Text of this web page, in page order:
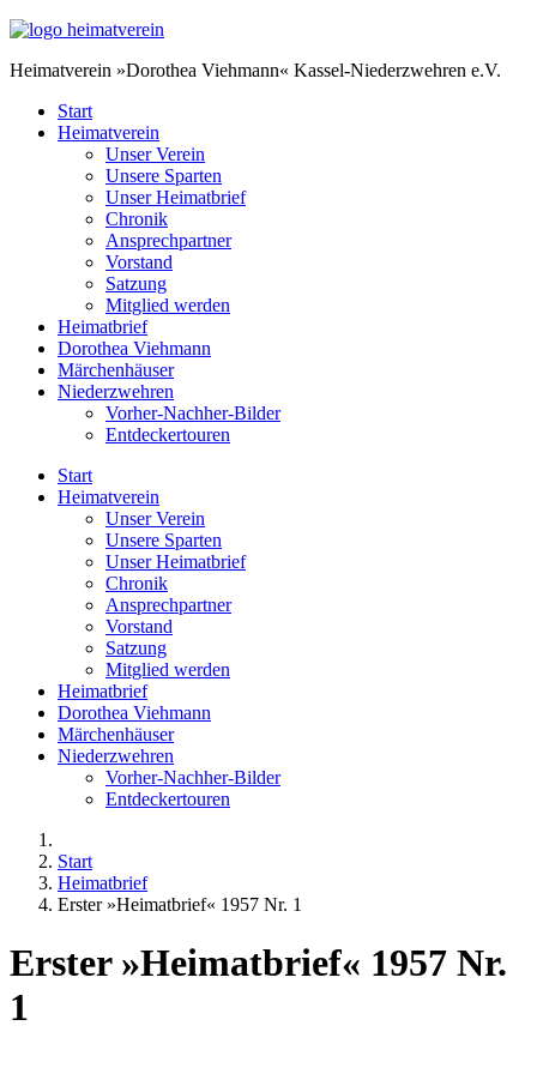
Heimatverein »Dorothea Viehmann« Kassel-Niederzwehren e.V.
Start
Heimatverein
Unser Verein
Unsere Sparten
Unser Heimatbrief
Chronik
Ansprechpartner
Vorstand
Satzung
Mitglied werden
Heimatbrief
Dorothea Viehmann
Märchenhäuser
Niederzwehren
Vorher-Nachher-Bilder
Entdeckertouren
Start
Heimatverein
Unser Verein
Unsere Sparten
Unser Heimatbrief
Chronik
Ansprechpartner
Vorstand
Satzung
Mitglied werden
Heimatbrief
Dorothea Viehmann
Märchenhäuser
Niederzwehren
Vorher-Nachher-Bilder
Entdeckertouren
Start
Heimatbrief
Erster »Heimatbrief« 1957 Nr. 1
Erster »Heimatbrief« 1957 Nr.
1